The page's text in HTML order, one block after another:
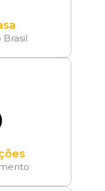
Brasil